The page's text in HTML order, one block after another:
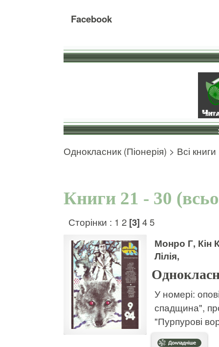
Facebook
Однокласник (Піонерія) > Всі книги
Книги 21 - 30
Сторінки : 1 2 [3] 45
Монро Г, Кін
Лілія,
У номері:
спадщина",
"Пурпурові